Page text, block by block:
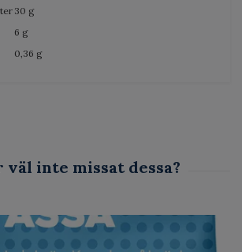
30 g
6 g
0,36 g